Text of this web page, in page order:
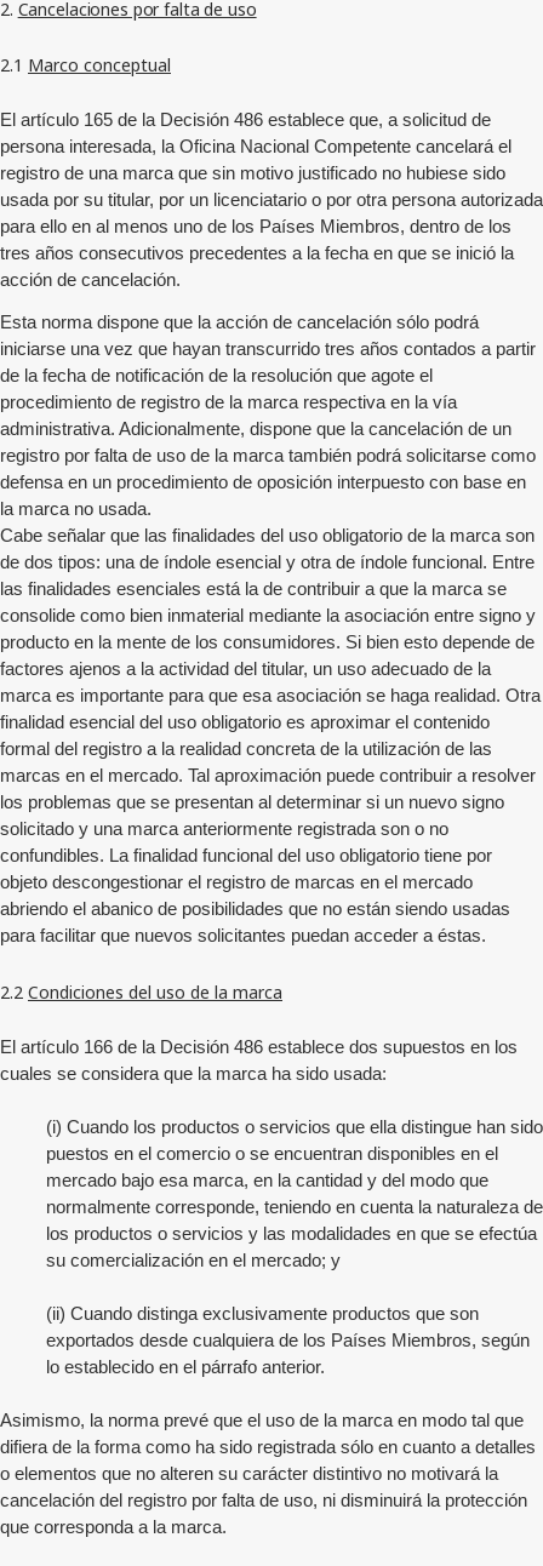
2. Cancelaciones por falta de uso
2.1 Marco conceptual
El artículo 165 de la Decisión 486 establece que, a solicitud de
persona interesada, la Oficina Nacional Competente cancelará el
registro de una marca que sin motivo justificado no hubiese sido
usada por su titular, por un licenciatario o por otra persona autorizada
para ello en al menos uno de los Países Miembros, dentro de los
tres años consecutivos precedentes a la fecha en que se inició la
acción de cancelación.
Esta norma dispone que la acción de cancelación sólo podrá
iniciarse una vez que hayan transcurrido tres años contados a partir
de la fecha de notificación de la resolución que agote el
procedimiento de registro de la marca respectiva en la vía
administrativa. Adicionalmente, dispone que la cancelación de un
registro por falta de uso de la marca también podrá solicitarse como
defensa en un procedimiento de oposición interpuesto con base en
la marca no usada.
Cabe señalar que las finalidades del uso obligatorio de la marca son
de dos tipos: una de índole esencial y otra de índole funcional. Entre
las finalidades esenciales está la de contribuir a que la marca se
consolide como bien inmaterial mediante la asociación entre signo y
producto en la mente de los consumidores. Si bien esto depende de
factores ajenos a la actividad del titular, un uso adecuado de la
marca es importante para que esa asociación se haga realidad. Otra
finalidad esencial del uso obligatorio es aproximar el contenido
formal del registro a la realidad concreta de la utilización de las
marcas en el mercado. Tal aproximación puede contribuir a resolver
los problemas que se presentan al determinar si un nuevo signo
solicitado y una marca anteriormente registrada son o no
confundibles. La finalidad funcional del uso obligatorio tiene por
objeto descongestionar el registro de marcas en el mercado
abriendo el abanico de posibilidades que no están siendo usadas
para facilitar que nuevos solicitantes puedan acceder a éstas.
2.2 Condiciones del uso de la marca
El artículo 166 de la Decisión 486 establece dos supuestos en los
cuales se considera que la marca ha sido usada:
(i) Cuando los productos o servicios que ella distingue han sido
puestos en el comercio o se encuentran disponibles en el
mercado bajo esa marca, en la cantidad y del modo que
normalmente corresponde, teniendo en cuenta la naturaleza de
los productos o servicios y las modalidades en que se efectúa
su comercialización en el mercado; y
(ii) Cuando distinga exclusivamente productos que son
exportados desde cualquiera de los Países Miembros, según
lo establecido en el párrafo anterior.
Asimismo, la norma prevé que el uso de la marca en modo tal que
difiera de la forma como ha sido registrada sólo en cuanto a detalles
o elementos que no alteren su carácter distintivo no motivará la
cancelación del registro por falta de uso, ni disminuirá la protección
que corresponda a la marca.